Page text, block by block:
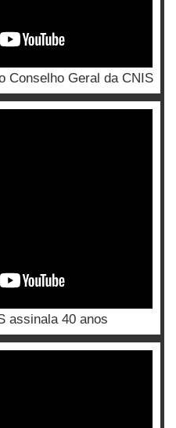
Conselho Geral da CNIS
assinala 40 anos